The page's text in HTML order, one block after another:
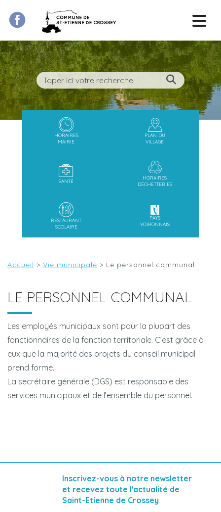
HORAIRES
MAIRIE
PLAN DU
VILLAGE
SANTÉ
HORAIRES
DÉCHETTERIES
RESTAURANT
SCOLAIRE
PAYS
VOIRONNAIS
Accueil > Vie municipale > Le personnel communal
LE PERSONNEL COMMUNAL
Les employés municipaux sont pour la plupart des
fonctionnaires de la fonction territoriale. C’est grâce à
eux que la majorité des projets du conseil municipal
prend forme.
La secrétaire générale (DGS) est responsable des
services municipaux et de l’ensemble du personnel.
Inscrivez-vous à notre newsletter
et recevez toute l'actualité de
Saint-Etienne de Crossey